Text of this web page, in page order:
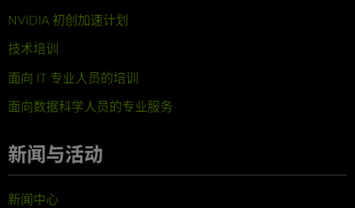
NVIDIA 初创加速计划
技术培训
面向 IT 专业人员的培训
面向数据科学人员的专业服务
新闻与活动
新闻中心